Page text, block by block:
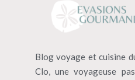
Blog voyage et cuisine
Clo, une voyageuse